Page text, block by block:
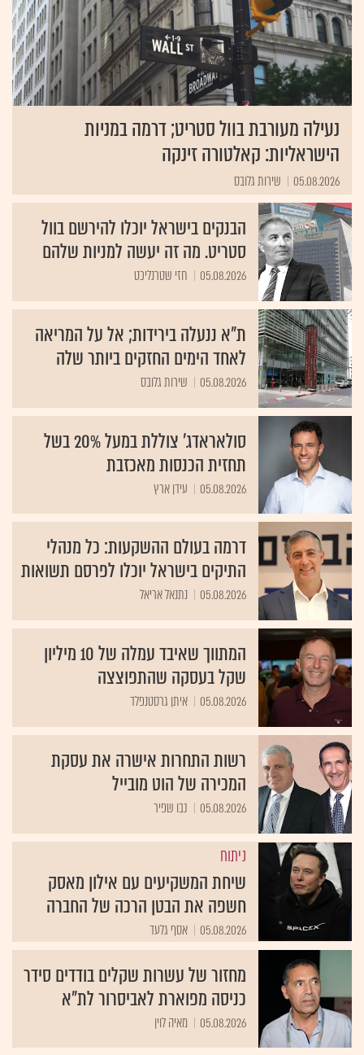
נעילה מעורבת בוול סטריט; דרמה במניות
הישראליות: קאלטורה זינקה
05.08.2026 שירות גלובס
הבנקים בישראל יוכלו להירשם בוול
סטריט. מה זה יעשה למניות שלהם
05.08.2026 חזי שטרנליכט
ת"א ננעלה בירידות; אל על המריאה
לאחד הימים החזקים ביותר שלה
05.08.2026 שירות גלובס
סולאראדג' צוללת במעל 20% בשל
תחזית הכנסות מאכזבת
05.08.2026 עידן ארץ
דרמה בעולם ההשקעות: כל מנהלי
התיקים בישראל יוכלו לפרסם תשואות
05.08.2026 נתנאל אריאל
המתווך שאיבד עמלה של 10 מיליון
שקל בעסקה שהתפוצצה
05.08.2026 איתן גרסטנפלד
רשות התחרות אישרה את עסקת
המכירה של הוט מובייל
05.08.2026 נבו שפיר
ניתוח
שיחת המשקיעים עם אילון מאסק
חשפה את הבטן הרכה של החברה
05.08.2026 אסף גלעד
מחזור של עשרות שקלים בודדים סידר
כניסה מפוארת לאביסרור לת"א
05.08.2026 מאיה לוין